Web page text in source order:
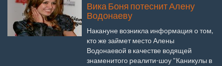
Вика Боня потеснит Алену
Водонаеву
Накануне возникла информация о том,
кто же займет место Алены
Водонаевой в качестве водящей
знаменитого реалити-шоу "Каникулы в